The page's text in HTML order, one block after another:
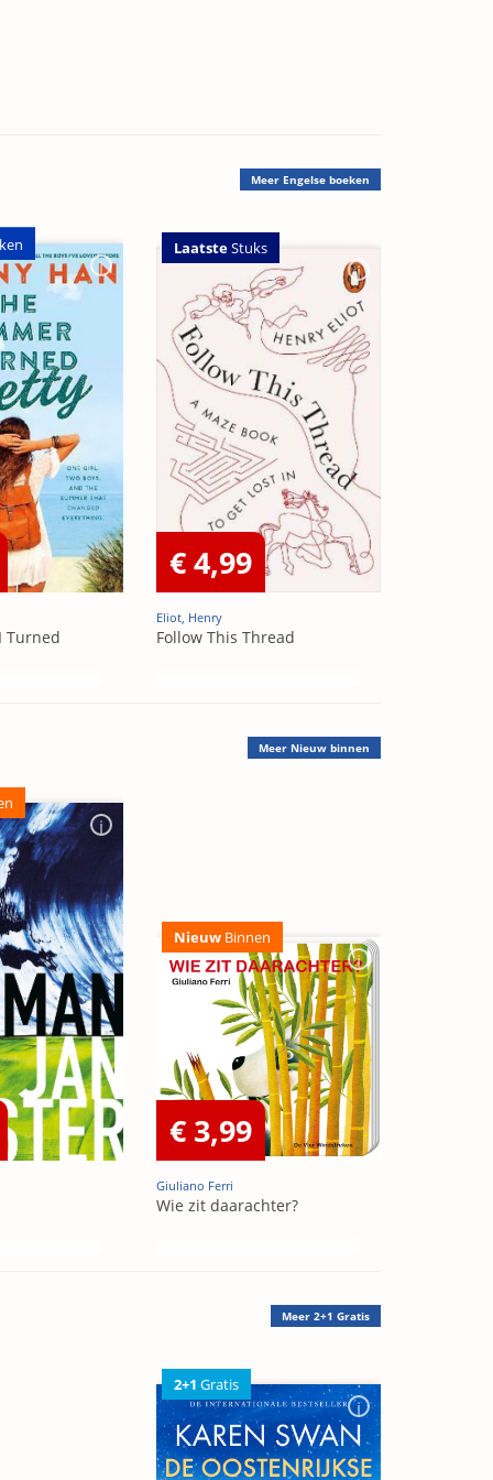
Meer Engelse boeken
Turned
LaatsteStuks
€ 4,99
Eliot, Henry
Follow This Thread
Meer Nieuw binnen
Nieuw Binnen
€ 3,99
Giuliano Ferri
Wie zit daarachter?
Meer 2+1 Gratis
2+1 Gratis